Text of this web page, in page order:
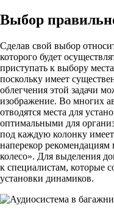
Выбор
Сделав свой выбор
которого будет
приступать к выбору
поскольку имеет
облегчения этой задачи
изображение. Во многих
отводятся места для
оптимальными для
под каждую колонку
наперекор рекомендациям
колесо». Для выделения
к специалистам, которые
установки динамиков.